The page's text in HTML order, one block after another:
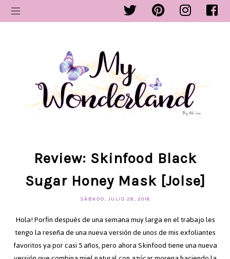
Review: Skinfood Black
Sugar Honey Mask [Jolse]
SÁBADO, JULIO 28, 2018
Hola! Porfin después de una semana muy larga en el trabajo les
tengo la reseña de una nueva versión de unos de mis exfoliantes
favoritos ya por casi 5 años, pero ahora Skinfood tiene una nueva